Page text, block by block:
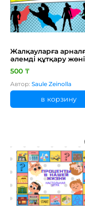
Жалқауларға
әлемді құтқару
нұсқау
500 ₸
Автор: Saule Zeinolla
в корзину